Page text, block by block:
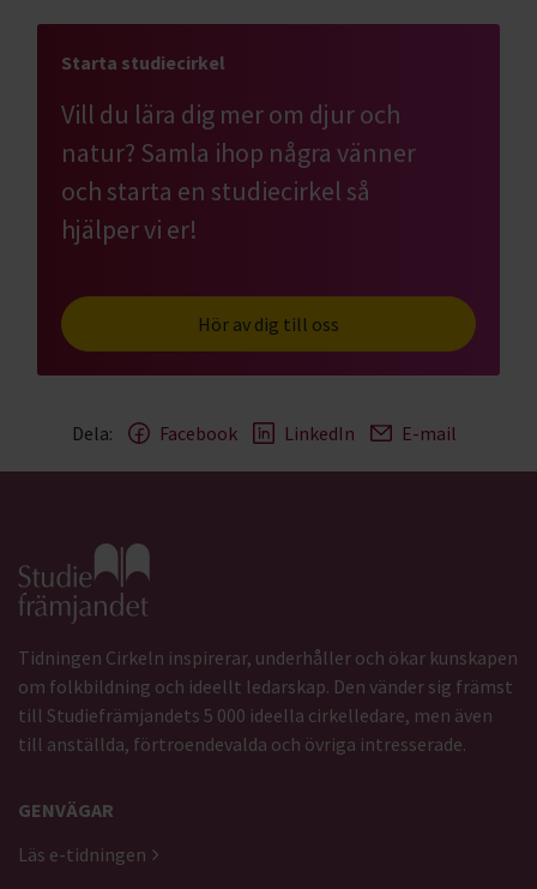
Starta studiecirkel
Vill du lära dig mer om djur och
natur? Samla ihop några vänner
och starta en studiecirkel så
hjälper vi er!
Hör av dig till oss
Dela: Facebook LinkedIn E-mail
Gå till studiefrämjandets startsida
Tidningen Cirkeln inspirerar, underhåller och ökar kunskapen
om folkbildning och ideellt ledarskap. Den vänder sig främst
till Studiefrämjandets 5 000 ideella cirkelledare, men även
till anställda, förtroendevalda och övriga intresserade.
GENVÄGAR
Läs e-tidningen